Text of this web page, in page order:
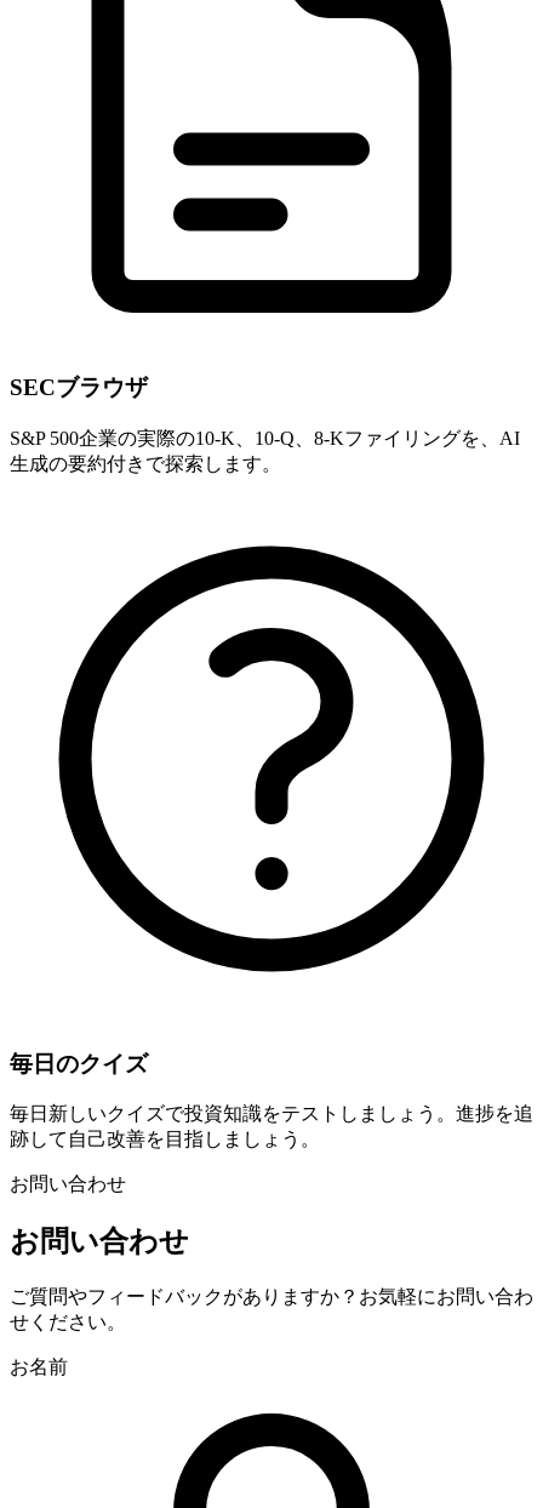
SECブラウザ
S&P 500企業の実際の10-K、10-Q、8-Kファイリングを、AI
生成の要約付きで探索します。
毎日のクイズ
毎日新しいクイズで投資知識をテストしましょう。進捗を追
跡して自己改善を目指しましょう。
お問い合わせ
お問い合わせ
ご質問やフィードバックがありますか？お気軽にお問い合わ
せください。
お名前